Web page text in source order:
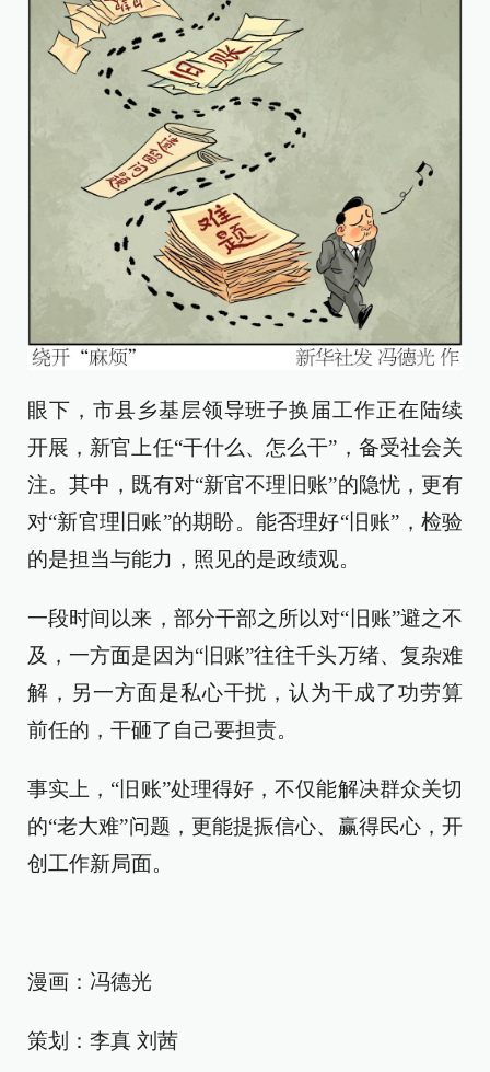
眼下，市县乡基层领导班子换届工作正在陆续
开展，新官上任“干什么、怎么干”，备受社会关
注。其中，既有对“新官不理旧账”的隐忧，更有
对“新官理旧账”的期盼。能否理好“旧账”，检验
的是担当与能力，照见的是政绩观。
一段时间以来，部分干部之所以对“旧账”避之不
及，一方面是因为“旧账”往往千头万绪、复杂难
解，另一方面是私心干扰，认为干成了功劳算
前任的，干砸了自己要担责。
事实上，“旧账”处理得好，不仅能解决群众关切
的“老大难”问题，更能提振信心、赢得民心，开
创工作新局面。
漫画：冯德光
策划：李真 刘茜